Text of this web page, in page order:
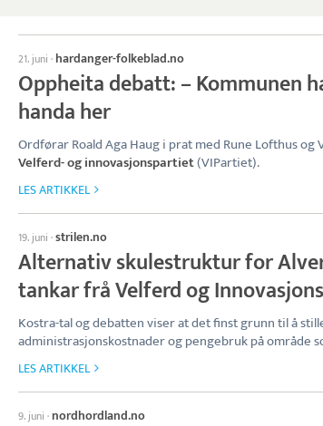
21. juni · hardanger-folkeblad.no
Oppheita debatt: – Kommunen
handa her
Ordførar Roald Aga Haug i prat med Rune Lofthus og
Velferd- og innovasjonspartiet(VIPartiet).
LES ARTIKKEL
19. juni ·strilen.no
Alternativ skulestruktur for
tankar frå Velferd og
Kostra-tal og debatten viser at det finst grunn til å
administrasjonskostnader og pengebruk på område
LES ARTIKKEL
9. juni · nordhordland.no